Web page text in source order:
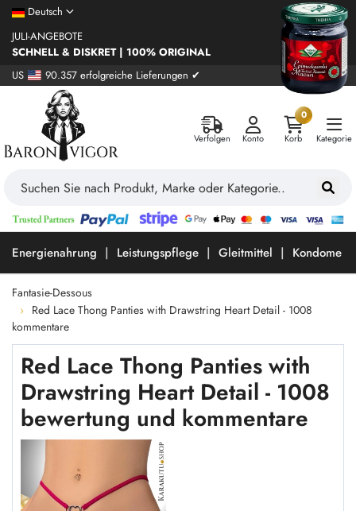
Deutsch
JULI-ANGEBOTE
SCHNELL & DISKRET | 100% ORIGINAL
US
90.357 erfolgreiche Lieferungen ✔
Verfolgen Konto
0
Korb
Kategorie
Energienahrung Leistungspflege Gleitmittel Kondome
Fantasie-Dessous
Red Lace Thong Panties with Drawstring Heart Detail - 1008
kommentare
Red Lace Thong Panties with
Drawstring Heart Detail - 1008
bewertung und kommentare